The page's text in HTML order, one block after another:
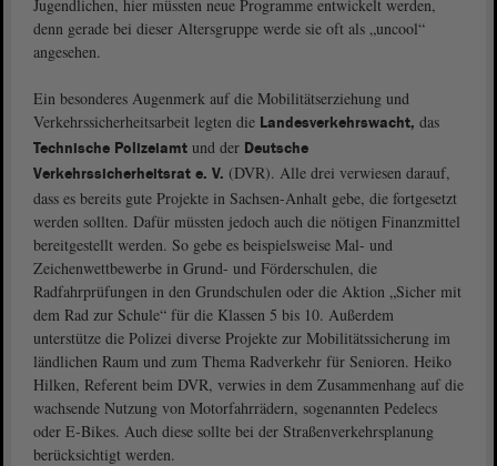
Jugendlichen, hier müssten neue Programme entwickelt werden,
denn gerade bei dieser Altersgruppe werde sie oft als „uncool“
angesehen.
Ein besonderes Augenmerk auf die Mobilitätserziehung und
Verkehrssicherheitsarbeit legten die Landesverkehrswacht, das
Technische Polizeiamt und der Deutsche
Verkehrssicherheitsrat e. V. (DVR). Alle drei verwiesen darauf,
dass es bereits gute Projekte in Sachsen-Anhalt gebe, die fortgesetzt
werden sollten. Dafür müssten jedoch auch die nötigen Finanzmittel
bereitgestellt werden. So gebe es beispielsweise Mal- und
Zeichenwettbewerbe in Grund- und Förderschulen, die
Radfahrprüfungen in den Grundschulen oder die Aktion „Sicher mit
dem Rad zur Schule“ für die Klassen 5 bis 10. Außerdem
unterstütze die Polizei diverse Projekte zur Mobilitätssicherung im
ländlichen Raum und zum Thema Radverkehr für Senioren. Heiko
Hilken, Referent beim DVR, verwies in dem Zusammenhang auf die
wachsende Nutzung von Motorfahrrädern, sogenannten Pedelecs
oder E-Bikes. Auch diese sollte bei der Straßenverkehrsplanung
berücksichtigt werden.